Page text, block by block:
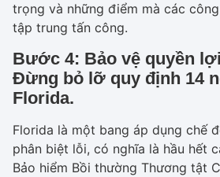
trọng và những điểm mà các
tập trung tấn công.
Bước 4: Bảo vệ quyền
Đừng bỏ lỡ quy định 14
Florida.
Florida là một bang áp dụng chế
phân biệt lỗi, có nghĩa là hầu hết
Bảo hiểm Bồi thường Thương tật